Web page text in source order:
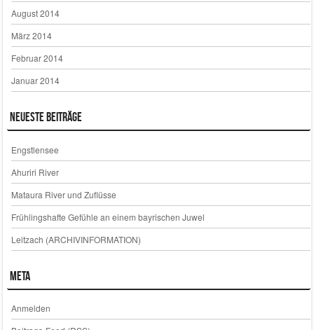
August 2014
März 2014
Februar 2014
Januar 2014
Neueste Beiträge
Engstlensee
Ahuriri River
Mataura River und Zuflüsse
Frühlingshafte Gefühle an einem bayrischen Juwel
Leitzach (ARCHIVINFORMATION)
Meta
Anmelden